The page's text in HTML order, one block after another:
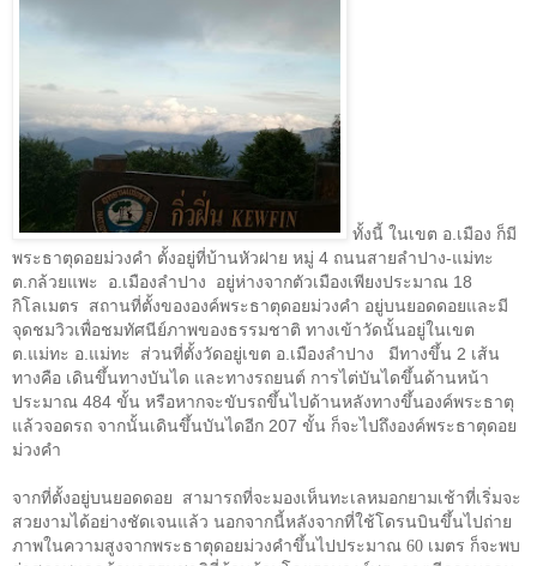
ทั้งนี้ ในเขต อ.เมือง ก็มี
พระธาตุดอยม่วงคำ ตั้งอยู่ที่บ้านหัวฝาย หมู่ 4 ถนนสายลำปาง-แม่ทะ
ต.กล้วยแพะ
อ.เมืองลำปาง
อยู่ห่างจากตัวเมืองเพียงประมาณ 18
กิโลเมตร
สถานที่ตั้งขององค์พระธาตุดอยม่วงคำ อยู่บนยอดดอยและมี
จุดชมวิวเพื่อชมทัศนีย์ภาพของธรรมชาติ ทางเข้าวัดนั้นอยู่ในเขต
ต.แม่ทะ อ.แม่ทะ
ส่วนที่ตั้งวัดอยู่เขต อ.เมืองลำปาง
มีทางขึ้น 2 เส้น
ทางคือ เดินขึ้นทางบันได และทางรถยนต์ การไต่บันไดขึ้นด้านหน้า
ประมาณ 484 ขั้น หรือหากจะขับรถขึ้นไปด้านหลังทางขึ้นองค์พระธาตุ
แล้วจอดรถ จากนั้นเดินขึ้นบันไดอีก 207 ขั้น ก็จะไปถึงองค์พระธาตุดอย
ม่วงคำ
จากที่ตั้งอยู่บนยอดดอย สามารถที่จะมองเห็นทะเลหมอกยามเช้าที่เริ่มจะ
สวยงามได้อย่างชัดเจนแล้ว นอกจากนี้หลังจากที่ใช้โดรนบินขึ้นไปถ่าย
ภาพในความสูงจากพระธาตุดอยม่วงคำขึ้นไปประมาณ 60 เมตร ก็จะพบ